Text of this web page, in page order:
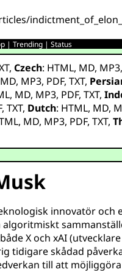
|Trending |Status
,Czech: HTML, MD, MP3,
MD, MP3, PDF,TXT,
, MD, MP3, PDF,TXT,
,TXT, Dutch: HTML, MD,
, MD, MP3, PDF,TXT,
innovatör
X och xAI
tidigare skådad
till att